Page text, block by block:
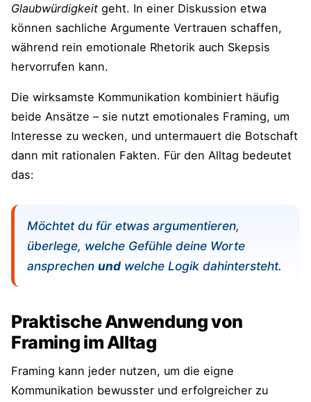
Glaubwürdigkeit geht. In einer Diskussion etwa
können sachliche Argumente Vertrauen schaffen,
während rein emotionale Rhetorik auch Skepsis
hervorrufen kann.
Die wirksamste Kommunikation kombiniert häufig
beide Ansätze – sie nutzt emotionales Framing, um
Interesse zu wecken, und untermauert die Botschaft
dann mit rationalen Fakten. Für den Alltag bedeutet
das:
Möchtet du für etwas argumentieren,
überlege, welche Gefühle deine Worte
ansprechen undwelche Logik dahintersteht.
Praktische Anwendung von
Framing im Alltag
Framing kann jeder nutzen, um die eigne
Kommunikation bewusster und erfolgreicher zu